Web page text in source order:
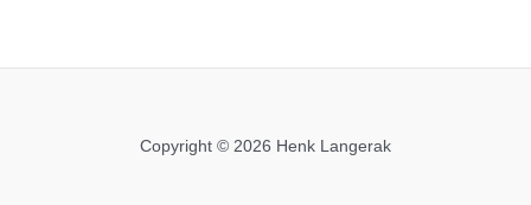
Copyright © 2026 Henk Langerak